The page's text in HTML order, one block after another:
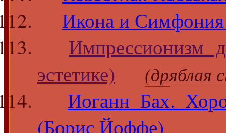
Икона и
Импрессионизм
эстетике)
(дряблая
Иоганн Бах.
(Борис Йоффе)